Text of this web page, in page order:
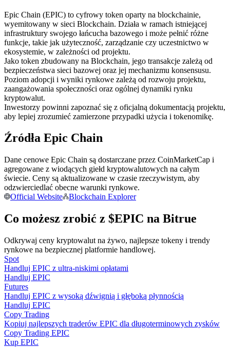
Kopiowanie Transakcji
Dołącz do najlepszych traderów
Zostań traderem kopiującym
Ciesz się podziałem zysków i prowizjami z kopiowania
transakcji
Informacja
Analiza Big Data, w tym informacje handlowe itp.
Epic Chain (EPIC) to cyfrowy token oparty na blockchainie,
wyemitowany w sieci Blockchain. Działa w ramach istniejącej
infrastruktury swojego łańcucha bazowego i może pełnić różne
funkcje, takie jak użyteczność, zarządzanie czy uczestnictwo w
ekosystemie, w zależności od projektu.
Jako token zbudowany na Blockchain, jego transakcje zależą od
bezpieczeństwa sieci bazowej oraz jej mechanizmu konsensusu.
Poziom adopcji i wyniki rynkowe zależą od rozwoju projektu,
zaangażowania społeczności oraz ogólnej dynamiki rynku
kryptowalut.
Inwestorzy powinni zapoznać się z oficjalną dokumentacją projektu,
aby lepiej zrozumieć zamierzone przypadki użycia i tokenomikę.
Źródła Epic Chain
Dane cenowe Epic Chain są dostarczane przez CoinMarketCap i
agregowane z wiodących giełd kryptowalutowych na całym
świecie. Ceny są aktualizowane w czasie rzeczywistym, aby
odzwierciedlać obecne warunki rynkowe.
Official Website
Blockchain Explorer
Co możesz zrobić z $EPIC na Bitrue
Odkrywaj ceny kryptowalut na żywo, najlepsze tokeny i trendy
rynkowe na bezpiecznej platformie handlowej.
Spot
Handluj EPIC z ultra-niskimi opłatami
Handluj EPIC
Futures
Handluj EPIC z wysoką dźwignią i głęboką płynnością
Handluj EPIC
Copy Trading
Kopiuj najlepszych traderów EPIC dla długoterminowych zysków
Copy Trading EPIC
Kup EPIC